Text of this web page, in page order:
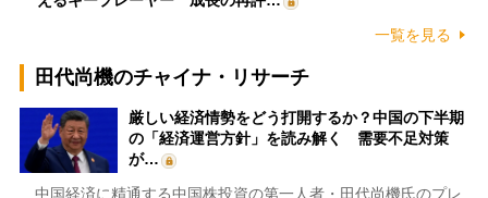
一覧を見る
田代尚機のチャイナ・リサーチ
厳しい経済情勢をどう打開するか？中国の下半期
の「経済運営方針」を読み解く 需要不足対策
が…
中国経済に精通する中国株投資の第一人者・田代尚機氏のプレ